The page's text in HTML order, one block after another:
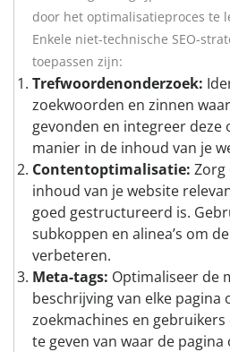
door het optimalisatieproces te
Enkele niet-technische SEO-
toepassen zijn:
Trefwoordenonderzoek:
zoekwoorden en zinnen
gevonden en integreer deze
manier in de inhoud van je
Contentoptimalisatie: Zorg
inhoud van je website
goed gestructureerd is.
subkoppen en alinea’s om
verbeteren.
Meta-tags: Optimaliseer de
beschrijving van elke pagina
zoekmachines en
te geven van waar de pagina